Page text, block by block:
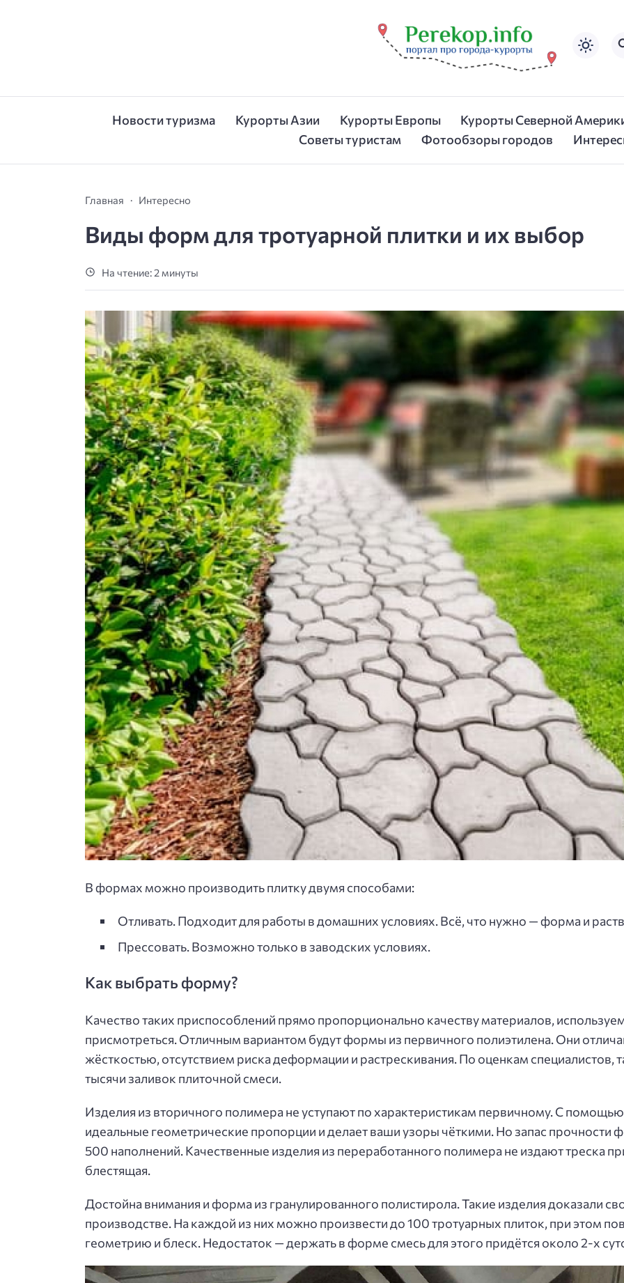
Новости туризма Курорты Азии Курорты Европы
Курорты Северной
Советы туристам
Фотообзоры городов
Главная Интересно
Виды форм для тротуарной плитки и их выбор
На чтение: 2 минуты
В формах можно производить плитку двумя способами:
Отливать. Подходит для работы в домашних условиях. Всё, что нужно — форма и
Прессовать. Возможно только в заводских условиях.
Как выбрать форму?
Качество таких приспособлений прямо пропорционально качеству материалов,
присмотреться. Отличным вариантом будут формы из первичного полиэтилена. Они
жёсткостью, отсутствием риска деформации и растрескивания. По оценкам
тысячи заливок плиточной смеси.
Изделия из вторичного полимера не уступают по характеристикам первичному. С
идеальные геометрические пропорции и делает ваши узоры чёткими. Но запас прочности
500 наполнений. Качественные изделия из переработанного полимера не издают треска
блестящая.
Достойна внимания и форма из гранулированного полистирола. Такие изделия доказали
производстве. На каждой из них можно произвести до 100 тротуарных плиток, при этом
геометрию и блеск. Недостаток — держать в форме смесь для этого придётся около 2-х